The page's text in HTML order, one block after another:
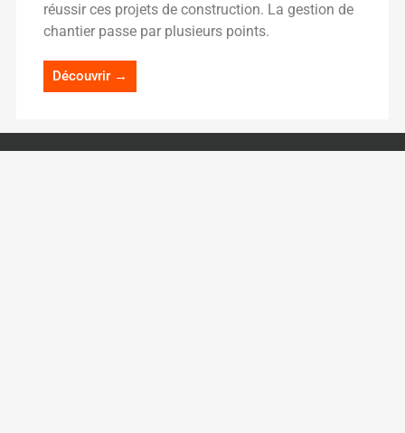
réussir ces projets de construction. La gestion de
chantier passe par plusieurs points.
Découvrir →